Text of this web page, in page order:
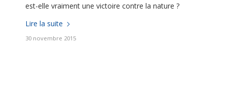
est-elle vraiment une victoire contre la nature ?
Lire la suite
30 novembre 2015